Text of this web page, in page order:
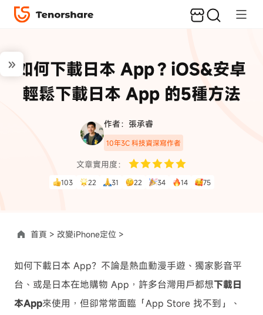
如何下載日本 App？iOS&安卓
輕鬆下載日本 App 的5種方法
作者：張承睿
10年3C 科技資深寫作者
文章實用度：
103 22 31 22 34 14 75
首頁 > 改變iPhone定位 >
如何下載日本 App？不論是熱血動漫手遊、獨家影音平
台、或是日本在地購物 App，許多台灣用戶都想下載日
本App來使用，但卻常常面臨「App Store 找不到」、